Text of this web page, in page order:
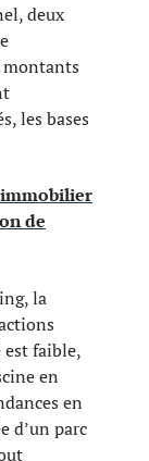
deux
montants
les bases
immobilier
de
la
est faible,
en
en
d’un parc